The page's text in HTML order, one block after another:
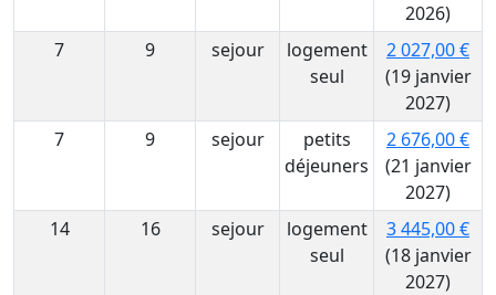
2026)
7
9 sejour
logement
seul
2 027,00 €
(19 janvier
2027)
7
9 sejour
petits
déjeuners
2 676,00 €
(21 janvier
2027)
14
16 sejour
logement
seul
3 445,00 €
(18 janvier
2027)